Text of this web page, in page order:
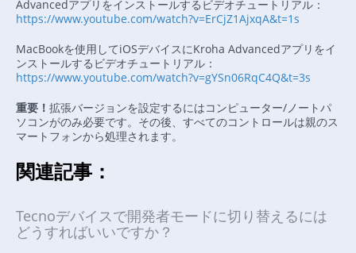
Advancedアプリをインストールするビデオチュートリアル：
https://www.youtube.com/watch?v=ErCjZ1AjxqA&t=1s
MacBookを使用してiOSデバイスにKroha Advancedアプリをイ
ンストールするビデオチュートリアル：
https://www.youtube.com/watch?v=gYSn06RqC4Q&t=3s
重要！ 拡張バージョンを設定するにはコンピューター/ノートパ
ソコンがのみ必要です。その後、すべてのコントロールは親のス
マートフォンから処理されます。
関連記事：
Tecnoデバイスで開発者モードに切り替えるには
どうすればいいですか？